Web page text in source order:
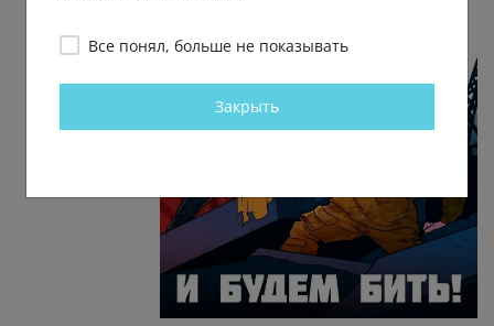
Все понял, больше не показывать
Закрыть